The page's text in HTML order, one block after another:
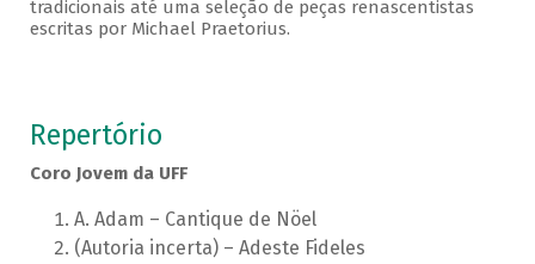
tradicionais até uma seleção de peças renascentistas
escritas por Michael Praetorius.
Repertório
Coro Jovem da UFF
A. Adam – Cantique de Nöel
(Autoria incerta) – Adeste Fideles